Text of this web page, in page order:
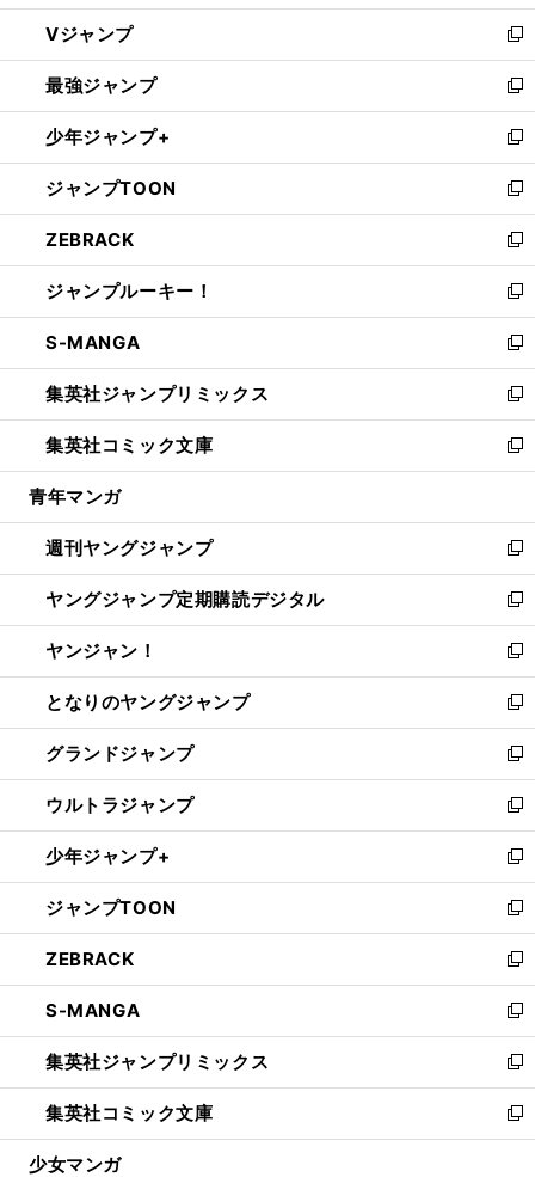
ウ
ィ
ン
ド
ウ
で
開
く
し
い
ウ
ィ
ン
ド
ウ
で
開
く
Vジャンプ
新
し
い
ウ
ィ
ン
ド
ウ
で
開
く
最強ジャンプ
新
し
い
ウ
ィ
ン
ド
ウ
で
開
く
少年ジャンプ+
新
し
い
ウ
ィ
ン
ド
ウ
で
開
く
ジャンプTOON
新
し
い
ウ
ィ
ン
ド
ウ
で
開
く
ZEBRACK
新
し
い
ウ
ィ
ン
ド
ウ
で
開
ジャンプルーキー！
新
し
い
ウ
ィ
ン
ド
ウ
開
く
S-MANGA
新
し
い
ウ
ィ
ン
ウ
で
開
く
集英社ジャンプリミックス
新
し
い
ウ
ン
ド
ウ
で
開
く
集英社コミック文庫
新
し
ウ
ィ
ン
ド
ウ
で
開
く
青年マンガ
週刊ヤングジャンプ
新
し
い
ウ
ィ
ン
ド
ウ
で
開
く
ヤングジャンプ定期購読デジタル
新
し
い
ウ
ィ
ン
ド
ウ
で
開
く
ヤンジャン！
新
し
い
ウ
ィ
ン
ド
ウ
で
開
く
となりのヤングジャンプ
新
し
い
ウ
ィ
ン
ド
ウ
で
開
く
グランドジャンプ
新
し
い
ウ
ィ
ン
ド
ウ
で
開
く
ウルトラジャンプ
新
し
い
ウ
ィ
ン
ド
ウ
で
開
く
少年ジャンプ+
新
し
い
ウ
ィ
ン
ド
ウ
で
開
く
ジャンプTOON
新
し
い
ウ
ィ
ン
ド
ウ
で
開
ZEBRACK
新
し
い
ウ
ィ
ン
ド
ウ
S-MANGA
新
し
い
ウ
ィ
ン
集英社ジャンプリミックス
新
し
い
ウ
集英社コミック文庫
新
し
少女マンガ